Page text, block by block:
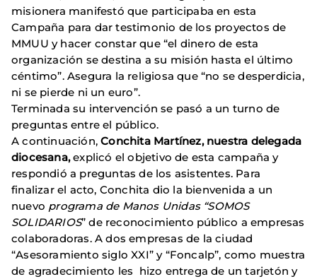
misionera manifestó que participaba en esta
Campaña para dar testimonio de los proyectos de
MMUU y hacer constar que “el dinero de esta
organización se destina a su misión hasta el último
céntimo”. Asegura la religiosa que “no se desperdicia,
ni se pierde ni un euro”.
Terminada su intervención se pasó a un turno de
preguntas entre el público.
A continuación,Conchita Martínez, nuestra delegada
diocesana,explicó el objetivo de esta campaña y
respondió a preguntas de los asistentes. Para
finalizar el acto, Conchita dio la bienvenida a un
nuevo programa de Manos Unidas “SOMOS
SOLIDARIOS” de reconocimiento público a empresas
colaboradoras. A dos empresas de la ciudad
“Asesoramiento siglo XXI” y “Foncalp”, como muestra
de agradecimiento les hizo entrega de un tarjetón y